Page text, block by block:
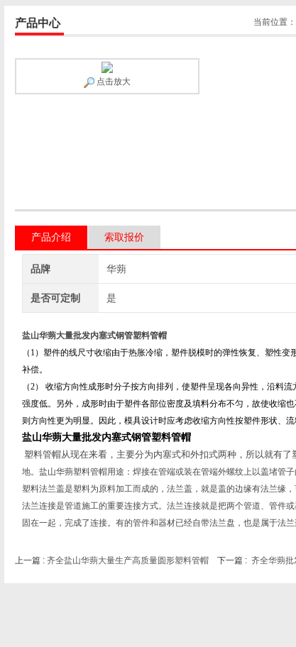
当前位置：
产品中心
点击放大
产品介绍 索取报价
品牌 华蒴
是否可定制 是
盐山华蒴大量批发内塞式钢管塑料管帽
（ 1） 塑件的线尺寸收缩由于热胀冷缩，塑件脱模时的弹性恢复、塑性
补偿。
（2）
收缩方向性成形时分子按方向排列，使塑件呈现各向异性，沿料
强度低。另外，成形时由于塑件各部位密度及填料分布不匀，故使收缩
则方向性更为明显。因此，模具设计时应考虑收缩方向性按塑件形状、流
盐山华蒴大量批发内塞式钢管塑料管帽
塑料管帽从现在来看，主要分为内塞式和外扣式两种，所以就有了
地。盐山华蒴塑料管帽用途：焊接在管端或装在管端外螺纹上以盖堵管
塑料法兰盖是塑料为原料加工而成的，法兰盖，就是盖的边缘有法兰缘，
法兰连接是管道施工的重要连接方式。法兰连接就是把两个管道、管件
固在一起，完成了连接。有的管件和器材已经自带法兰盘，也是属于法兰
上一篇 : 齐全盐山华蒴大量生产高质量圆形塑料管帽下一篇 : 齐全华蒴